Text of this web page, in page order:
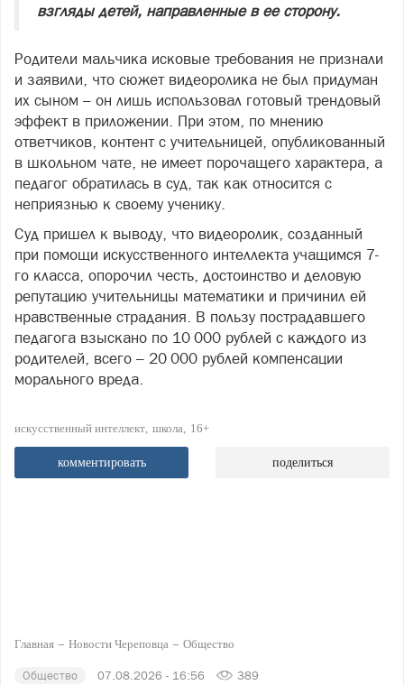
взгляды детей, направленные в ее сторону.
Родители мальчика исковые требования не признали
и заявили, что сюжет видеоролика не был придуман
их сыном – он лишь использовал готовый трендовый
эффект в приложении. При этом, по мнению
ответчиков, контент с учительницей, опубликованный
в школьном чате, не имеет порочащего характера, а
педагог обратилась в суд, так как относится с
неприязнью к своему ученику.
Суд пришел к выводу, что видеоролик, созданный
при помощи искусственного интеллекта учащимся 7-
го класса, опорочил честь, достоинство и деловую
репутацию учительницы математики и причинил ей
нравственные страдания. В пользу пострадавшего
педагога взыскано по 10 000 рублей с каждого из
родителей, всего – 20 000 рублей компенсации
морального вреда.
искусственный интеллект школа 16+
комментировать поделиться
Главная Новости Череповца Общество
Общество 07.08.2026 - 16:56 389